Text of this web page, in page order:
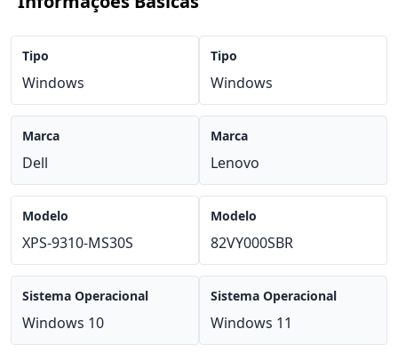
Tipo
Windows
Marca
Dell
Modelo
XPS-9310-MS30S
Sistema Operacional
Windows 10
Tipo
Windows
Marca
Lenovo
Modelo
82VY000SBR
Sistema Operacional
Windows 11